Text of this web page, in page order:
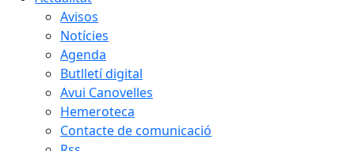
Avisos
Notícies
Agenda
Butlletí digital
Avui Canovelles
Hemeroteca
Contacte de comunicació